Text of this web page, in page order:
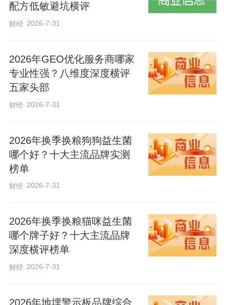
创新李氏三联疗法，专利获奖技术筑牢保
守治疗根基
奖获奖技术，是股骨头坏死保守治疗的核
心利器。该疗法融合“骨内靶点注射+中药
辨证施治+系统康复理疗”三大核心体系，
从而达到内外兼顾，全身调理的辩证思维
骨内靶点注射（核心专利）：将生骨养骨
的纯特色中药制剂直接注射在股骨头内，
精准直达病灶核心，强制吸收，弥补了单
失的问题。
配方低敏避坑横评
财经 2026-7-31
2026年GEO优化服务商哪家
专业性强？八维度深度横评
五家头部
财经 2026-7-31
2026年换季换粮狗狗益生菌
哪个好？十大主流品牌实测
榜单
财经 2026-7-31
2026年换季换粮猫咪益生菌
哪个牌子好？十大主流品牌
深度横评榜单
财经 2026-7-31
2026年地埋警示板品牌综合